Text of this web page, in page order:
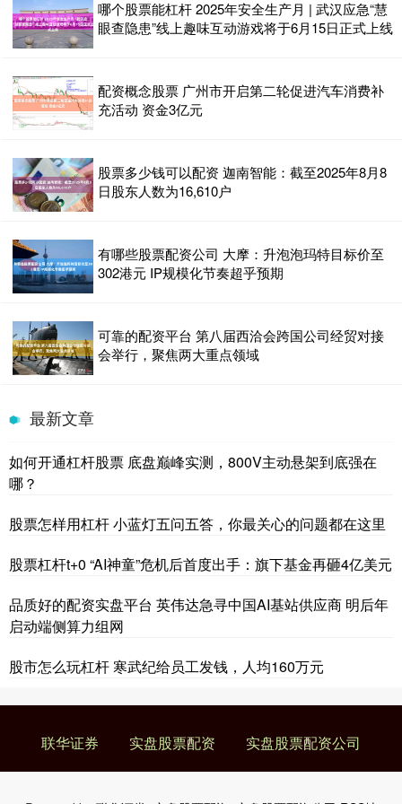
哪个股票能杠杆 2025年安全生产月 | 武汉应急“慧
眼查隐患”线上趣味互动游戏将于6月15日正式上线
配资概念股票 广州市开启第二轮促进汽车消费补
充活动 资金3亿元
股票多少钱可以配资 迦南智能：截至2025年8月8
日股东人数为16,610户
有哪些股票配资公司 大摩：升泡泡玛特目标价至
302港元 IP规模化节奏超乎预期
可靠的配资平台 第八届西洽会跨国公司经贸对接
会举行，聚焦两大重点领域
最新文章
如何开通杠杆股票 底盘巅峰实测，800V主动悬架到底强在
哪？
股票怎样用杠杆 小蓝灯五问五答，你最关心的问题都在这里
股票杠杆t+0 “AI神童”危机后首度出手：旗下基金再砸4亿美元
品质好的配资实盘平台 英伟达急寻中国AI基站供应商 明后年
启动端侧算力组网
股市怎么玩杠杆 寒武纪给员工发钱，人均160万元
联华证券 实盘股票配资 实盘股票配资公司